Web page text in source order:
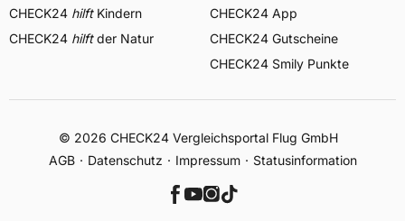
CHECK24 hilftKindern
CHECK24 hilftder Natur
CHECK24 App
CHECK24 Gutscheine
CHECK24 Smily Punkte
© 2026 CHECK24 Vergleichsportal Flug GmbH
AGB
Datenschutz Impressum Statusinformation